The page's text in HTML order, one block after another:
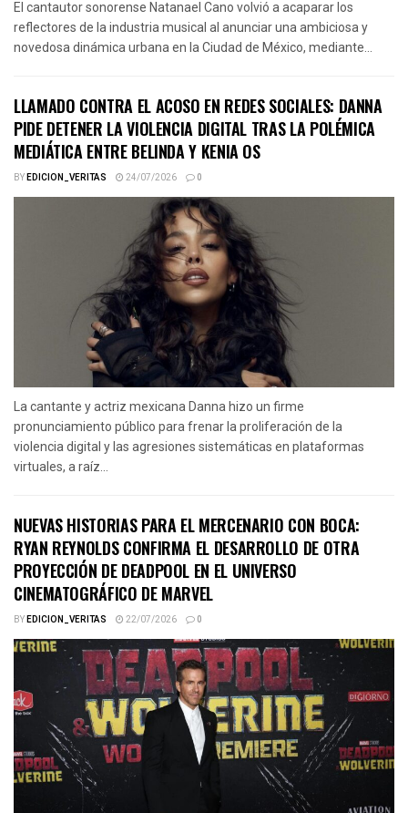
El cantautor sonorense Natanael Cano volvió a acaparar los
reflectores de la industria musical al anunciar una ambiciosa y
novedosa dinámica urbana en la Ciudad de México, mediante...
LLAMADO CONTRA EL ACOSO EN REDES SOCIALES: DANNA
PIDE DETENER LA VIOLENCIA DIGITAL TRAS LA POLÉMICA
MEDIÁTICA ENTRE BELINDA Y KENIA OS
BYEDICION_VERITAS 24/07/2026 0
La cantante y actriz mexicana Danna hizo un firme
pronunciamiento público para frenar la proliferación de la
violencia digital y las agresiones sistemáticas en plataformas
virtuales, a raíz...
NUEVAS HISTORIAS PARA EL MERCENARIO CON BOCA:
RYAN REYNOLDS CONFIRMA EL DESARROLLO DE OTRA
PROYECCIÓN DE DEADPOOL EN EL UNIVERSO
CINEMATOGRÁFICO DE MARVEL
BYEDICION_VERITAS 22/07/2026 0